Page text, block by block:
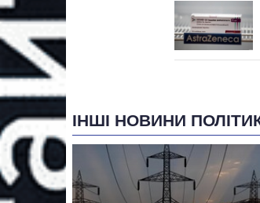
ІНШІ НОВИНИ